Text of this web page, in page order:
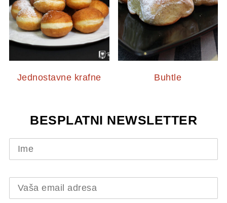
Jednostavne krafne Buhtle
BESPLATNI NEWSLETTER